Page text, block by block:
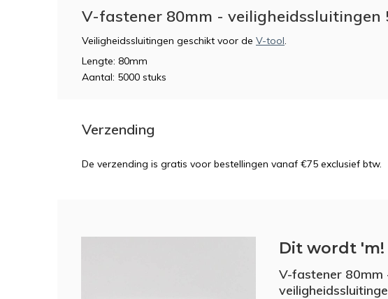
V-fastener 80mm - veiligheidssluitingen
Veiligheidssluitingen geschikt voor de V-tool.
Lengte: 80mm
Aantal: 5000 stuks
Verzending
De verzending is gratis voor bestellingen vanaf €75 exclusief btw.
Dit wordt 'm!
V-fastener 80mm